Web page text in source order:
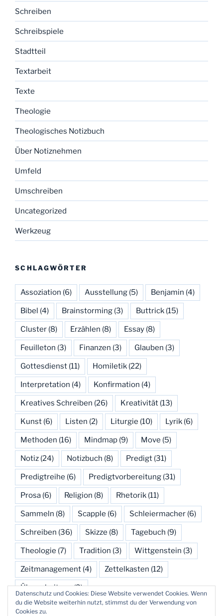
Schreiben
Schreibspiele
Stadtteil
Textarbeit
Texte
Theologie
Theologisches Notizbuch
Über Notiznehmen
Umfeld
Umschreiben
Uncategorized
Werkzeug
SCHLAGWÖRTER
Assoziation (6) Ausstellung (5) Benjamin (4)
Bibel (4) Brainstorming (3) Buttrick (15)
Cluster (8) Erzählen (8) Essay (8)
Feuilleton (3) Finanzen (3) Glauben (3)
Gottesdienst (11) Homiletik (22)
Interpretation (4) Konfirmation (4)
Kreatives Schreiben (26) Kreativität (13)
Kunst (6) Listen (2) Liturgie (10) Lyrik (6)
Methoden (16) Mindmap (9) Move (5)
Notiz (24) Notizbuch (8) Predigt (31)
Predigtreihe (6) Predigtvorbereitung (31)
Prosa (6) Religion (8) Rhetorik (11)
Sammeln (8) Scapple (6) Schleiermacher (6)
Schreiben (36) Skizze (8) Tagebuch (9)
Theologie (7) Tradition (3) Wittgenstein (3)
Zeitmanagement (4) Zettelkasten (12)
Überarbeitung(3)
Datenschutz und Cookies: Diese Website verwendet Cookies. Wenn
du die Website weiterhin nutzt, stimmst du der Verwendung von
Cookies zu.